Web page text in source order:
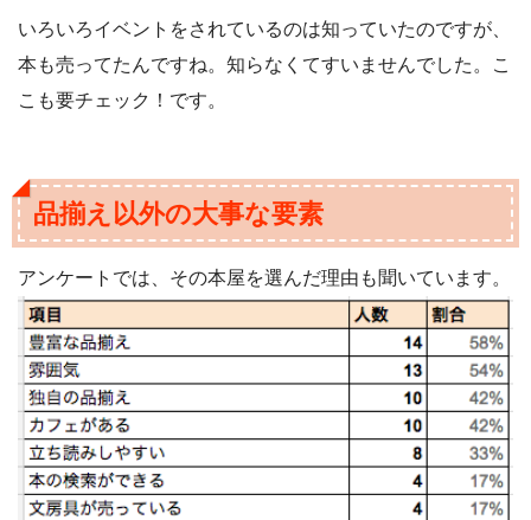
いろいろイベントをされているのは知っていたのですが、
本も売ってたんですね。知らなくてすいませんでした。こ
こも要チェック！です。
品揃え以外の大事な要素
アンケートでは、その本屋を選んだ理由も聞いています。